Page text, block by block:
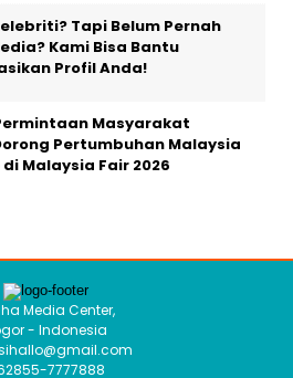
Tapi Belum Pernah
Kami Bisa Bantu
Profil Anda!
Masyarakat
Pertumbuhan Malaysia
Malaysia Fair 2026
Media Center,
- Indonesia
7777888